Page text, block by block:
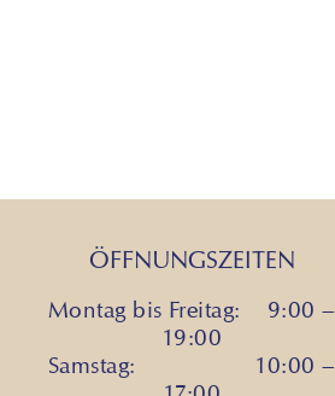
ÖFFNUNGSZEITEN
Montag bis Freitag: 9:00 –
19:00
Samstag: 10:00 –